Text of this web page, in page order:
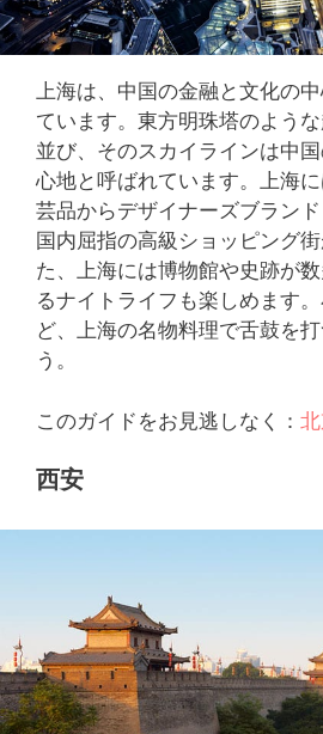
上海は、中国の金融と文化の
ています。東方明珠塔のよう
並び、そのスカイラインは中
心地と呼ばれています。上海
芸品からデザイナーズブラン
国内屈指の高級ショッピング
た、上海には博物館や史跡が
るナイトライフも楽しめます
ど、上海の名物料理で舌鼓を
う。
このガイドをお見逃しなく：
西安